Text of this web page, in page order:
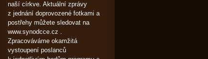
naší církve. Aktuální zprávy
z jednání doprovozené fotkami a
postřehy můžete sledovat na
www.synodcce.cz .
Zpracováváme okamžitá
vystoupení poslanců